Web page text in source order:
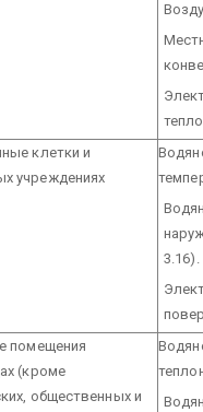
клетки и
учреждениях
3.16).
помещения
(кроме
общественных и